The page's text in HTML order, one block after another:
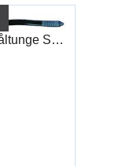
Strips m/Ståltunge Sort 4,8X293 (100)